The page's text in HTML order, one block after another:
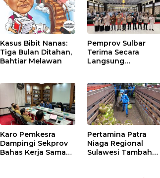
Kasus Bibit Nanas:
Tiga Bulan Ditahan,
Bahtiar Melawan
Pemprov Sulbar
Terima Secara
Langsung
Jamaah Hahi Kloter
UPG 12
Karo Pemkesra
Dampingi Sekprov
Bahas Kerja Sama
Pertamina Patra
Niaga Regional
Sulawesi Tambah